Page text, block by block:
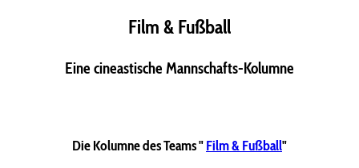
Film & Fußball
Eine cineastische Mannschafts-Kolumne
Die Kolumne des Teams "Film & Fußball"